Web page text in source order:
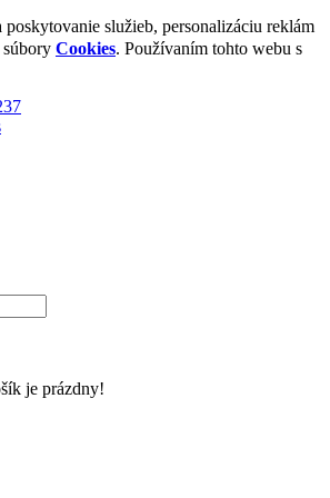
služieb, personalizáciu reklám
súbory Cookies. Používaním tohto webu s
je prázdny!